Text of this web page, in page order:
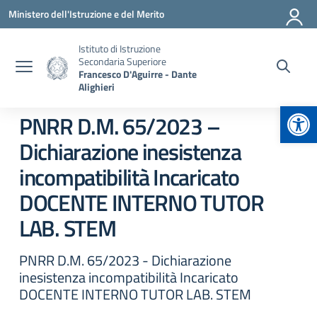
Vai ai contenuti
Vai al menu di navigazione
Vai al footer
Ministero dell'Istruzione e del Merito
Istituto di Istruzione
Secondaria Superiore
Francesco D'Aguirre - Dante
Alighieri
PNRR D.M. 65/2023 –
Dichiarazione inesistenza
incompatibilità Incaricato
DOCENTE INTERNO TUTOR
LAB. STEM
PNRR D.M. 65/2023 - Dichiarazione
inesistenza incompatibilità Incaricato
DOCENTE INTERNO TUTOR LAB. STEM